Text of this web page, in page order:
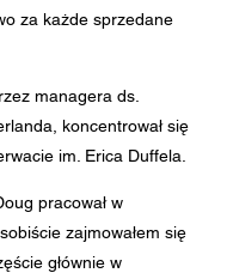
za każde sprzedane
managera ds.
koncentrował się
im. Erica Duffela.
pracował w
zajmowałem się
głównie w
i zapobiega